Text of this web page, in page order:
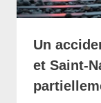
Un
et Saint-